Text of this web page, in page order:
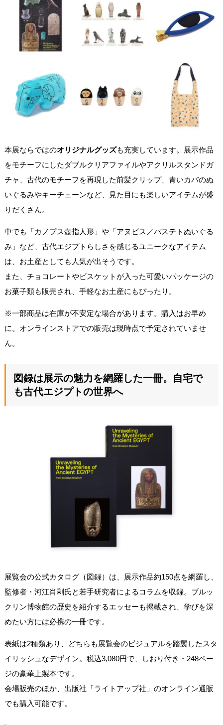
本展ならではのオリジナルグッズも充実しています。展示作品
をモチーフにしたダブルクリアファイルやアクリルスタンドガ
チャ、古代のモチーフを再現した前髪クリップ、青いカバのぬ
いぐるみやキーチェーンなど、見た目にも楽しいアイテムが盛
りだくさん。
中でも「カノプス壺指人形」や「アヌビス／バステトぬいぐる
み」など、古代エジプトらしさを感じるユニークなアイテム
は、お土産としても人気が出そうです。
また、チョコレートやビスケットが入った可愛いパッケージの
お菓子類も販売され、手軽なお土産にもぴったり。
※一部商品は在庫が不安定な場合があります。購入はお早め
に。オンラインストアでの販売は現時点で予定されていませ
ん。
図録は展示の魅力を網羅した一冊。自宅で
も古代エジプトの世界へ
展覧会の公式カタログ（図録）は、展示作品約150点を網羅し、
監修者・河江肖剰氏と若手研究者によるコラムを収録。ブルッ
クリン博物館の歴史を紹介するエッセーも掲載され、学びを深
めたい方には必携の一冊です。
表紙は2種類あり、どちらも展覧会のビジュアルを踏襲したスタ
イリッシュなデザイン。税込3,080円で、しおり付き・248ペー
ジの豪華上製本です。
会場販売のほか、出版社「ライトアップ社」のオンライン通販
でも購入可能です。